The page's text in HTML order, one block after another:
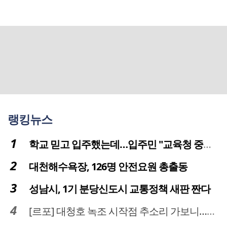
랭킹뉴스
학교 믿고 입주했는데…입주민 "교육청 중재 나서라"
대천해수욕장, 126명 안전요원 총출동
성남시, 1기 분당신도시 교통정책 새판 짠다
[르포] 대청호 녹조 시작점 추소리 가보니…걷어내도 짙은 초록빛